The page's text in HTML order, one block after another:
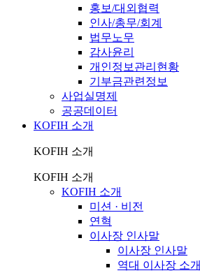
홍보/대외협력
인사/총무/회계
법무노무
감사윤리
개인정보관리현황
기부금관련정보
사업실명제
공공데이터
KOFIH 소개
KOFIH 소개
KOFIH 소개
KOFIH 소개
미션 · 비전
연혁
이사장 인사말
이사장 인사말
역대 이사장 소개